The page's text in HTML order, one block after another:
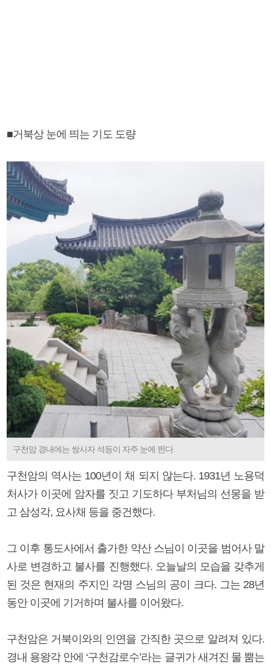
■거북상 눈에 띄는 기도 도량
구천암 경내에는 쌍사자 석등이 자주 눈에 띈다.
구천암의 역사는 100년이 채 되지 않는다. 1931년 노용덕
처사가 이곳에 암자를 짓고 기도하다 부처님의 선몽을 받
고 삼성각, 요사채 등을 중건했다.
그 이후 통도사에서 출가한 약산 스님이 이곳을 범어사 말
사로 변경하고 불사를 진행했다. 오늘날의 모습을 갖추게
된 것은 현재의 주지인 각명 스님의 공이 크다. 그는 28년
동안 이곳에 기거하며 불사를 이어왔다.
구천암은 거북이와의 인연을 간직한 곳으로 알려져 있다.
경내 용왕각 안에 ‘구천감로수’라는 글귀가 새겨진 물 뿜는